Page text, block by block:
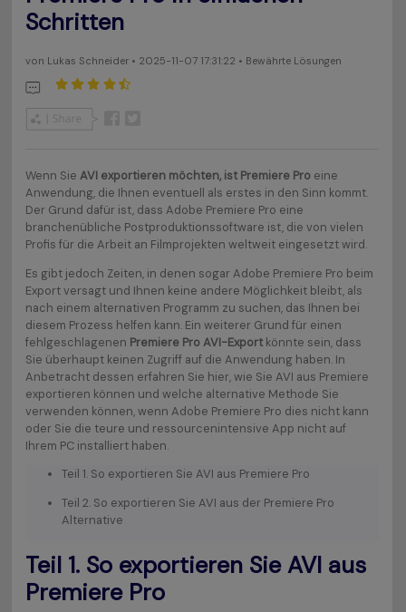
Schritten
von Lukas Schneider• 2025-11-07 17:31:22 • Bewährte Lösungen
Wenn Sie AVI exportieren möchten, ist Premiere Proeine
Anwendung, die Ihnen eventuell als erstes in den Sinn kommt.
Der Grund dafür ist, dass Adobe Premiere Pro eine
branchenübliche Postproduktionssoftware ist, die von vielen
Profis für die Arbeit an Filmprojekten weltweit eingesetzt wird.
Es gibt jedoch Zeiten, in denen sogar Adobe Premiere Pro beim
Export versagt und Ihnen keine andere Möglichkeit bleibt, als
nach einem alternativen Programm zu suchen, das Ihnen bei
diesem Prozess helfen kann. Ein weiterer Grund für einen
fehlgeschlagenen Premiere Pro AVI-Exportkönnte sein, dass
Sie überhaupt keinen Zugriff auf die Anwendung haben. In
Anbetracht dessen erfahren Sie hier, wie Sie AVI aus Premiere
exportieren können und welche alternative Methode Sie
verwenden können, wenn Adobe Premiere Pro dies nicht kann
oder Sie die teure und ressourcenintensive App nicht auf
Ihrem PC installiert haben.
Teil 1. So exportieren Sie AVI aus Premiere Pro
Teil 2. So exportieren Sie AVI aus der Premiere Pro
Alternative
Teil 1. So exportieren Sie AVI aus
Premiere Pro